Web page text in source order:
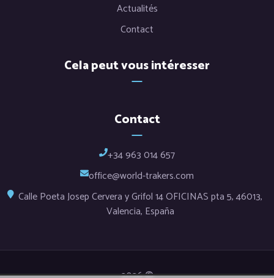
Actualités
Contact
Cela peut vous intéresser
Contact
+34 963 014 657
office@world-trakers.com
Calle Poeta Josep Cervera y Grifol 14 OFICINAS pta 5, 46013,
Valencia, España